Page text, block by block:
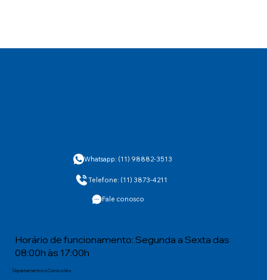
Whatsapp: (11) 98882-3513
Telefone: (11) 3873-4211
Fale conosco
Horário de funcionamento: Segunda a Sexta das
08:00h às 17:00h
Departamentos e Comissões